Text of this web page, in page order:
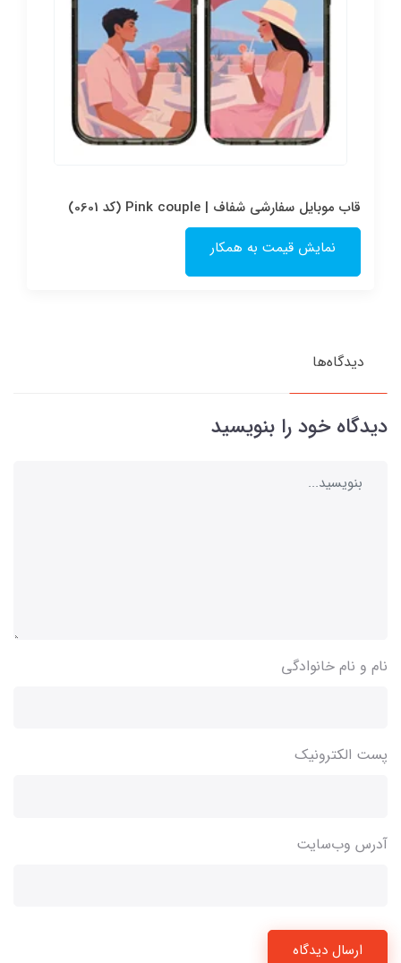
قاب موبایل سفارشی شفاف | Pink couple (کد 0601)
نمایش قیمت به همکار
دیدگاه‌ها
دیدگاه خود را بنویسید
نام و نام خانوادگی
پست الکترونیک
آدرس وب‌سایت
ارسال دیدگاه